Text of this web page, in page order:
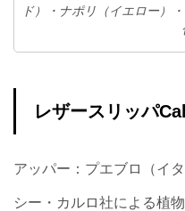
ド）・ナポリ（イエロー）
レザースリッパ
アッパー：プエブロ（イ
シー・カルロ社による植